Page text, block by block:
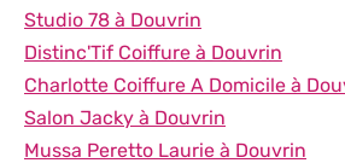
Studio 78 à Douvrin
Distinc'Tif Coiffure à Douvrin
Charlotte Coiffure A Domicile à
Salon Jacky à Douvrin
Mussa Peretto Laurie à Douvrin